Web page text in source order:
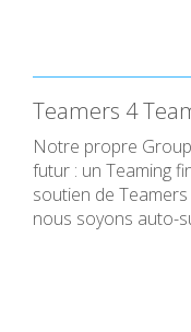
Teamers 4
Notre propre
futur : un Teaming
soutien de
nous soyons auto-